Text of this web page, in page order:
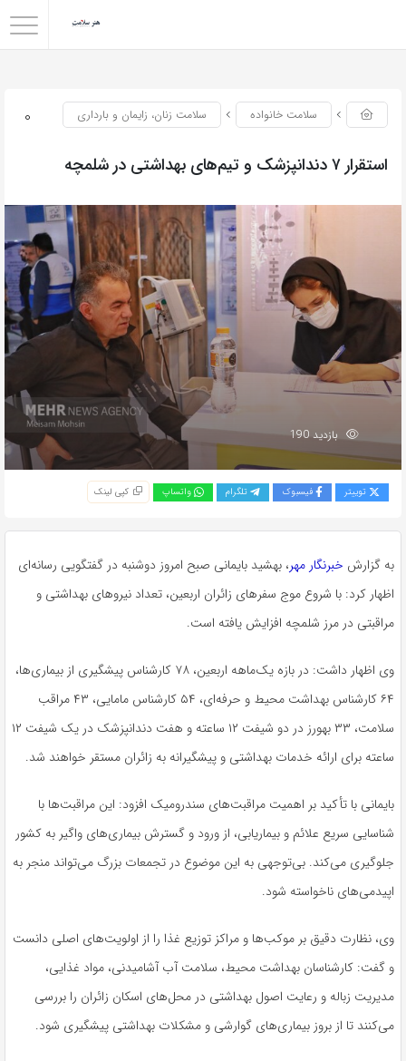
0 سلامت خانواده سلامت زنان، زایمان و بارداری
استقرار ۷ دندانپزشک و تیم‌های بهداشتی در شلمچه
بازدید 190
توییتر فیسبوک تلگرام واتساپ کپی لینک
به گزارش خبرنگار مهر، بهشید بایمانی صبح امروز دوشنبه در گفتگویی رسانه‌ای
اظهار کرد: با شروع موج سفرهای زائران اربعین، تعداد نیروهای بهداشتی و
مراقبتی در مرز شلمچه افزایش یافته است.
وی اظهار داشت: در بازه یک‌ماهه اربعین، ۷۸ کارشناس پیشگیری از بیماری‌ها،
۶۴ کارشناس بهداشت محیط و حرفه‌ای، ۵۴ کارشناس مامایی، ۴۳ مراقب
سلامت، ۳۳ بهورز در دو شیفت ۱۲ ساعته و هفت دندانپزشک در یک شیفت ۱۲
ساعته برای ارائه خدمات بهداشتی و پیشگیرانه به زائران مستقر خواهند شد.
بایمانی با تأکید بر اهمیت مراقبت‌های سندرومیک افزود: این مراقبت‌ها با
شناسایی سریع علائم و بیماریابی، از ورود و گسترش بیماری‌های واگیر به کشور
جلوگیری می‌کند. بی‌توجهی به این موضوع در تجمعات بزرگ می‌تواند منجر به
اپیدمی‌های ناخواسته شود.
وی، نظارت دقیق بر موکب‌ها و مراکز توزیع غذا را از اولویت‌های اصلی دانست
و گفت: کارشناسان بهداشت محیط، سلامت آب آشامیدنی، مواد غذایی،
مدیریت زباله و رعایت اصول بهداشتی در محل‌های اسکان زائران را بررسی
می‌کنند تا از بروز بیماری‌های گوارشی و مشکلات بهداشتی پیشگیری شود.